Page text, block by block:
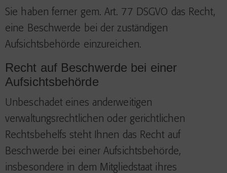
Sie haben ferner gem. Art. 77 DSGVO das Recht,
eine Beschwerde bei der zuständigen
Aufsichtsbehörde einzureichen.
Recht auf Beschwerde bei einer
Aufsichtsbehörde
Unbeschadet eines anderweitigen
verwaltungsrechtlichen oder gerichtlichen
Rechtsbehelfs steht Ihnen das Recht auf
Beschwerde bei einer Aufsichtsbehörde,
insbesondere in dem Mitgliedstaat ihres